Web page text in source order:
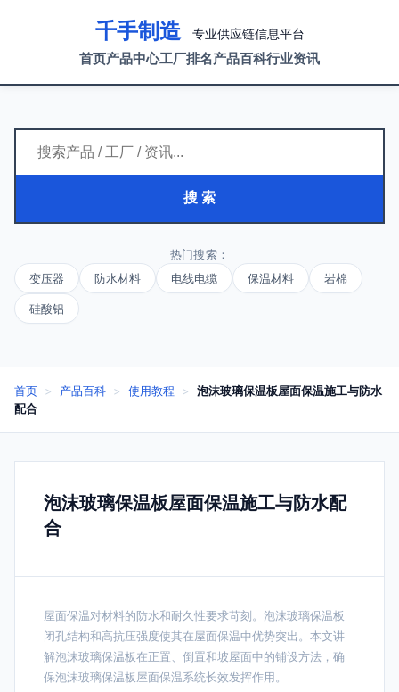
千手制造 专业供应链信息平台
首页产品中心工厂排名产品百科行业资讯
搜 索
热门搜索：
变压器
防水材料 电线电缆 保温材料 岩棉
硅酸铝
首页 > 产品百科 > 使用教程 >
泡沫玻璃保温板屋面保温施工与防水
配合
泡沫玻璃保温板屋面保温施工与防水配
合
屋面保温对材料的防水和耐久性要求苛刻。泡沫玻璃保温板
闭孔结构和高抗压强度使其在屋面保温中优势突出。本文讲
解泡沫玻璃保温板在正置、倒置和坡屋面中的铺设方法，确
保泡沫玻璃保温板屋面保温系统长效发挥作用。